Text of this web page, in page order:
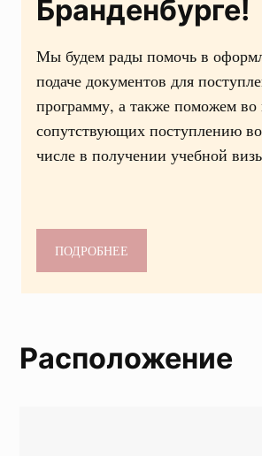
Бранденбурге!
Мы будем рады помочь в
подаче документов для
программу, а также поможем во
сопутствующих поступлению
числе в получении учебной
ПОДРОБНЕЕ
Расположение